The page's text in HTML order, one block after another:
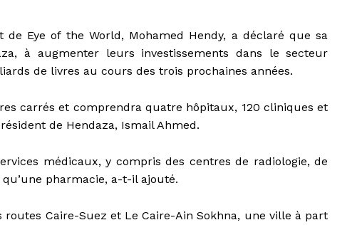
Eye of the World, Mohamed Hendy, a déclaré que sa
à augmenter leurs investissements dans le secteur
de livres au cours des trois prochaines années.
carrés et comprendra quatre hôpitaux, 120 cliniques et
de Hendaza, Ismail Ahmed.
médicaux, y compris des centres de radiologie, de
pharmacie, a-t-il ajouté.
Caire-Suez et Le Caire-Ain Sokhna, une ville à part